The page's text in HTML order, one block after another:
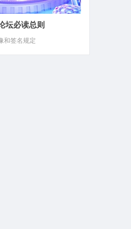
坛必读总则
和签名规定